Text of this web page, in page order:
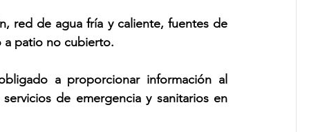
red de agua fría y caliente, fuentes de
a patio no cubierto.
a proporcionar información al
de emergencia y sanitarios en